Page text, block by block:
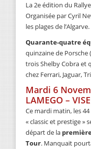
La 2e édition du
Organisée par Cyril
les plages de l’Algarve.
Quarante-quatre
quinzaine de Porsche
trois Shelby Cobra et
chez Ferrari, Jaguar,
Mardi 6
LAMEGO –
Ce mardi matin, les
« classic et prestige »
départ de la
Tour. Manquait